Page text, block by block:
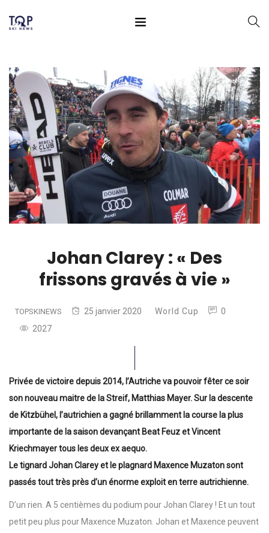
Johan Clarey : « Des
frissons gravés à vie »
TOPSKINEWS 25 janvier 2020 World Cup
0
2027
Privée de victoire depuis 2014, l’Autriche va pouvoir fêter ce soir
son nouveau maitre de la Streif, Matthias Mayer. Sur la descente
de Kitzbühel, l’autrichien a gagné brillamment la course la plus
importante de la saison devançant Beat Feuz et Vincent
Kriechmayer tous les deux ex aequo.
Le tignard Johan Clarey et le plagnard Maxence Muzaton sont
passés tout très près d’un énorme exploit en terre autrichienne.
D’un rien. A 5 centièmes du podium pour Johan Clarey ! Et un tout
petit peu plus pour Maxence Muzaton. Johan et Maxence peuvent